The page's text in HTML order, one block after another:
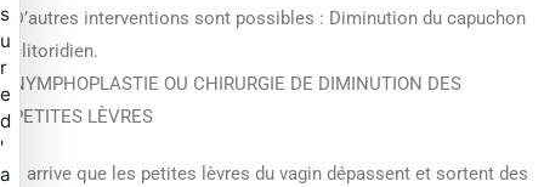
D’autres interventions sont possibles : Diminution du capuchon
clitoridien.
NYMPHOPLASTIE OU CHIRURGIE DE DIMINUTION DES
PETITES LÈVRES
Il arrive que les petites lèvres du vagin dépassent et sortent des
s
u
r
e
d
'
a